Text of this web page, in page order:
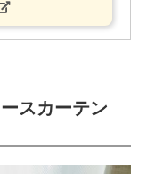
スカーテン